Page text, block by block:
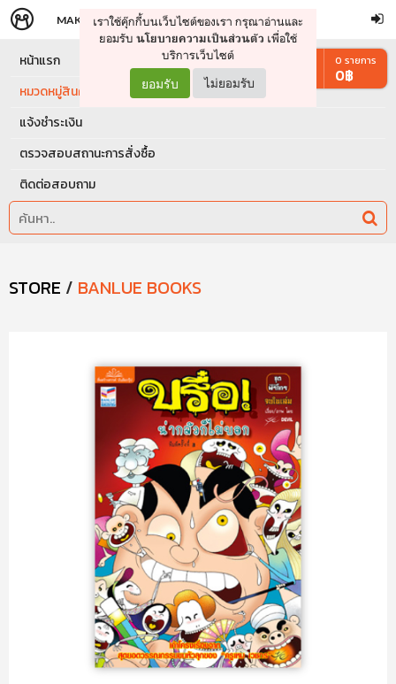
จัดการรถเข็น ดำเนินการต่อ
MAKERS STORE
เราใช้คุ๊กกี้บนเว็บไซต์ของเรา กรุณาอ่านและ
ยอมรับ นโยบายความเป็นส่วนตัว เพื่อใช้
บริการเว็บไซต์
ยอมรับ ไม่ยอมรับ
หน้าแรก
หมวดหมู่สินค้า
แจ้งชำระเงิน
ตรวจสอบสถานะการสั่งซื้อ
ติดต่อสอบถาม
0 รายการ
0฿
STORE / BANLUE BOOKS